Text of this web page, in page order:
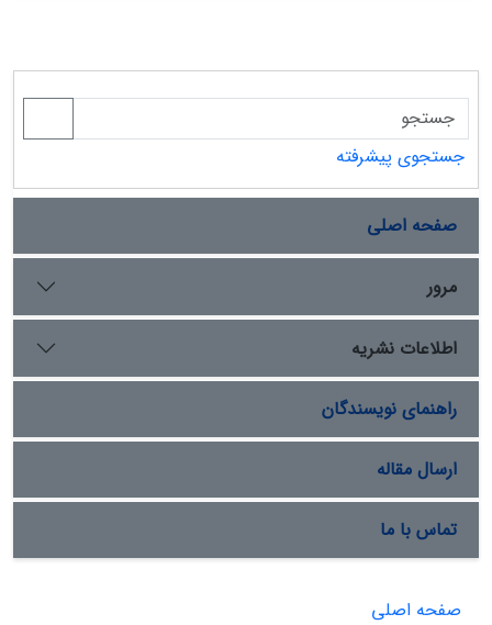
جستجوی پیشرفته
صفحه اصلی
مرور
اطلاعات نشریه
راهنمای نویسندگان
ارسال مقاله
تماس با ما
صفحه اصلی